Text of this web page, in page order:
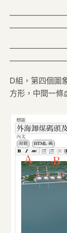
D組，第四個圖
方形，中間一條